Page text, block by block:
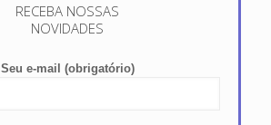
RECEBA NOSSAS
NOVIDADES
Seu e-mail (obrigatório)